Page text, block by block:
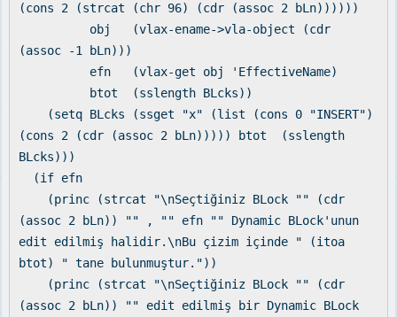
(cons 2 (strcat (chr 96) (cdr (assoc 2 bLn))))))
obj (vlax-ename->vla-object (cdr
(assoc -1 bLn)))
efn (vlax-get obj 'EffectiveName)
btot (sslength BLcks))
(setq BLcks (ssget "x" (list (cons 0 "INSERT")
(cons 2 (cdr (assoc 2 bLn))))) btot (sslength
BLcks)))
(if efn
(princ (strcat "\nSeçtiğiniz BLock "" (cdr
(assoc 2 bLn)) "" , "" efn "" Dynamic BLock'unun
edit edilmiş halidir.\nBu çizim içinde " (itoa
btot) " tane bulunmuştur."))
(princ (strcat "\nSeçtiğiniz BLock "" (cdr
(assoc 2 bLn)) "" edit edilmiş bir Dynamic BLock